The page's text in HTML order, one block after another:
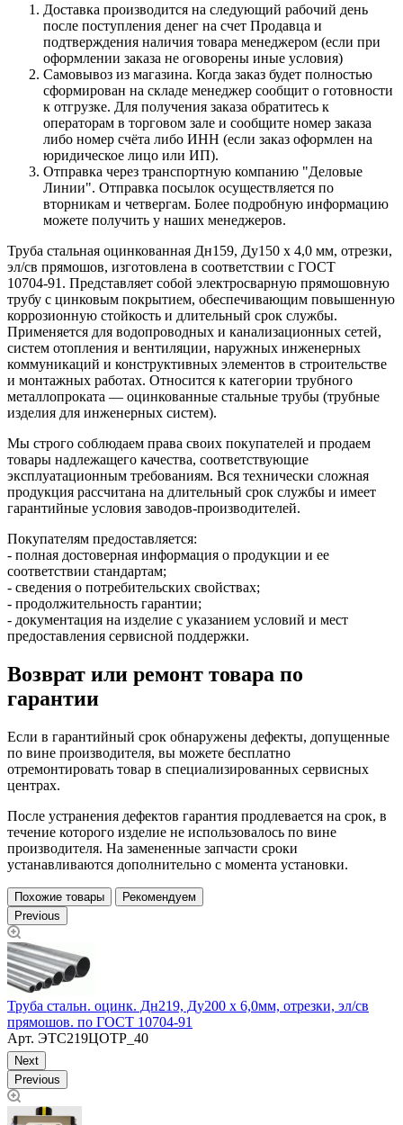
Доставка производится на следующий рабочий день
после поступления денег на счет Продавца и
подтверждения наличия товара менеджером (если при
оформлении заказа не оговорены иные условия)
Самовывоз из магазина. Когда заказ будет полностью
сформирован на складе менеджер сообщит о готовности
к отгрузке. Для получения заказа обратитесь к
операторам в торговом зале и сообщите номер заказа
либо номер счёта либо ИНН (если заказ оформлен на
юридическое лицо или ИП).
Отправка через транспортную компанию "Деловые
Линии". Отправка посылок осуществляется по
вторникам и четвергам. Более подробную информацию
можете получить у наших менеджеров.
Труба стальная оцинкованная Дн159, Ду150 х 4,0 мм, отрезки,
эл/св прямошов, изготовлена в соответствии с ГОСТ
10704‑91. Представляет собой электросварную прямошовную
трубу с цинковым покрытием, обеспечивающим повышенную
коррозионную стойкость и длительный срок службы.
Применяется для водопроводных и канализационных сетей,
систем отопления и вентиляции, наружных инженерных
коммуникаций и конструктивных элементов в строительстве
и монтажных работах. Относится к категории трубного
металлопроката — оцинкованные стальные трубы (трубные
изделия для инженерных систем).
Мы строго соблюдаем права своих покупателей и продаем
товары надлежащего качества, соответствующие
эксплуатационным требованиям. Вся технически сложная
продукция рассчитана на длительный срок службы и имеет
гарантийные условия заводов-производителей.
Покупателям предоставляется:
- полная достоверная информация о продукции и ее
соответствии стандартам;
- сведения о потребительских свойствах;
- продолжительность гарантии;
- документация на изделие с указанием условий и мест
предоставления сервисной поддержки.
Возврат или ремонт товара по
гарантии
Если в гарантийный срок обнаружены дефекты, допущенные
по вине производителя, вы можете бесплатно
отремонтировать товар в специализированных сервисных
центрах.
После устранения дефектов гарантия продлевается на срок, в
течение которого изделие не использовалось по вине
производителя. На замененные запчасти сроки
устанавливаются дополнительно с момента установки.
Похожие товары
Рекомендуем
Previous
Труба стальн. оцинк. Дн219, Ду200 х 6,0мм, отрезки, эл/св
прямошов. по ГОСТ 10704-91
Арт. ЭТС219ЦОТР_40
Next
Previous